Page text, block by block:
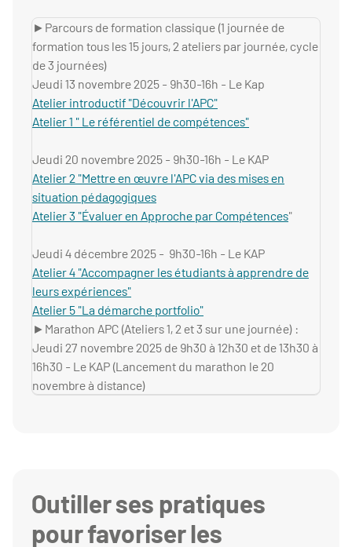
►Parcours de formation classique (1 journée de
formation tous les 15 jours, 2 ateliers par journée, cycle
de 3 journées)
Jeudi 13 novembre 2025 - 9h30-16h - Le Kap
Atelier introductif "Découvrir l'APC"
Atelier 1 " Le référentiel de compétences"
Jeudi 20 novembre 2025 - 9h30-16h - Le KAP
Atelier 2 "Mettre en œuvre l'APC via des mises en
situation pédagogiques
Atelier 3 "Évaluer en Approche par Compétences"
Jeudi 4 décembre 2025 - 9h30-16h - Le KAP
Atelier 4 "Accompagner les étudiants à apprendre de
leurs expériences"
Atelier 5 "La démarche portfolio"
►Marathon APC (Ateliers 1, 2 et 3 sur une journée) :
Jeudi 27 novembre 2025 de 9h30 à 12h30 et de 13h30 à
16h30 - Le KAP (Lancement du marathon le 20
novembre à distance)
Outiller ses pratiques
pour favoriser les